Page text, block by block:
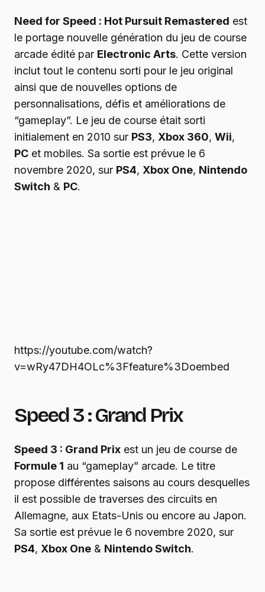
Need for Speed : Hot Pursuit Remastered est
le portage nouvelle génération du jeu de course
arcade édité par Electronic Arts. Cette version
inclut tout le contenu sorti pour le jeu original
ainsi que de nouvelles options de
personnalisations, défis et améliorations de
“gameplay”. Le jeu de course était sorti
initialement en 2010 sur PS3, Xbox 360, Wii,
PC et mobiles. Sa sortie est prévue le 6
novembre 2020, sur PS4, Xbox One, Nintendo
Switch & PC.
https://youtube.com/watch?
v=wRy47DH4OLc%3Ffeature%3Doembed
Speed 3 : Grand Prix
Speed 3 : Grand Prix est un jeu de course de
Formule 1 au “gameplay” arcade. Le titre
propose différentes saisons au cours desquelles
il est possible de traverses des circuits en
Allemagne, aux Etats-Unis ou encore au Japon.
Sa sortie est prévue le 6 novembre 2020, sur
PS4, Xbox One & Nintendo Switch.